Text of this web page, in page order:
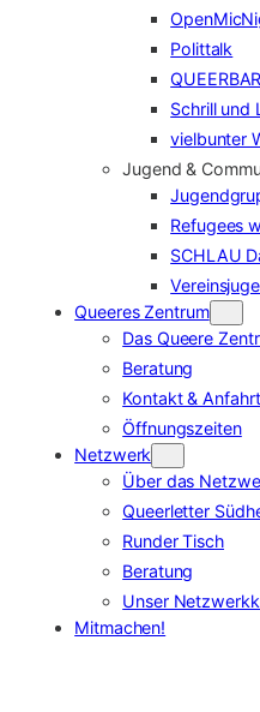
Polittalk
QUEERBAR
Schrill und
vielbunter
Jugend &
Refugees
SCHLAU
Queeres Zentrum
Das Queere
Beratung
Kontakt & Anfahrt
Öffnungszeiten
Netzwerk
Über das
Queerletter
Runder Tisch
Beratung
Unser
Mitmachen!